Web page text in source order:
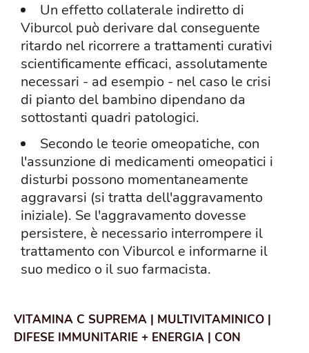
Un effetto collaterale indiretto di
Viburcol può derivare dal conseguente
ritardo nel ricorrere a trattamenti curativi
scientificamente efficaci, assolutamente
necessari - ad esempio - nel caso le crisi
di pianto del bambino dipendano da
sottostanti quadri patologici.
Secondo le teorie omeopatiche, con
l'assunzione di medicamenti omeopatici i
disturbi possono momentaneamente
aggravarsi (si tratta dell'aggravamento
iniziale). Se l'aggravamento dovesse
persistere, è necessario interrompere il
trattamento con Viburcol e informarne il
suo medico o il suo farmacista.
VITAMINA C SUPREMA | MULTIVITAMINICO |
DIFESE IMMUNITARIE + ENERGIA | CON